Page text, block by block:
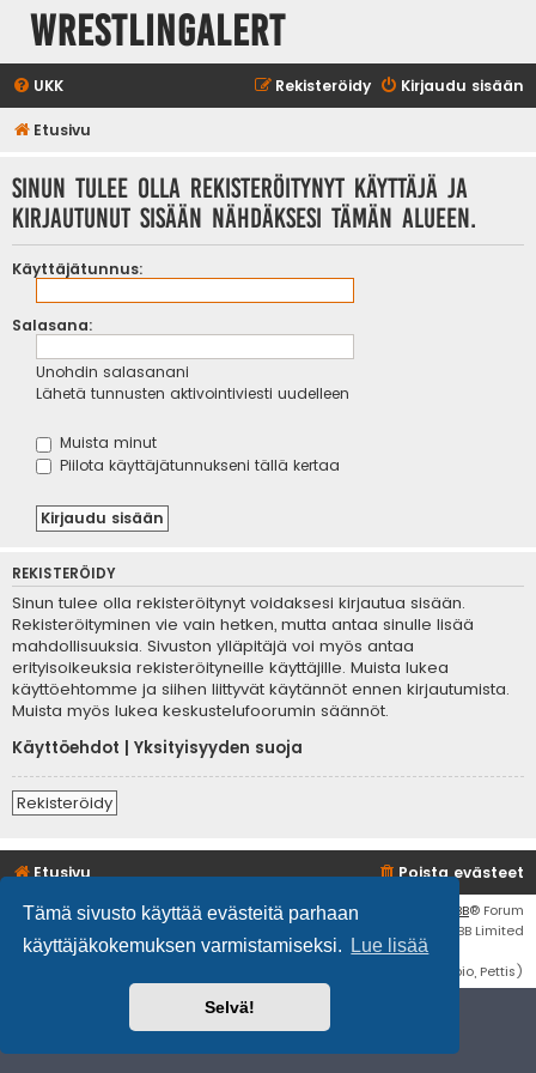
Tämä sivusto käyttää evästeitä parhaan
käyttäjäkokemuksen varmistamiseksi.
Lue lisää
Selvä!
WrestlingAlert
UKK Kirjaudu sisään
Rekisteröidy
Etusivu
Sinun tulee olla rekisteröitynyt käyttäjä ja
kirjautunut sisään nähdäksesi tämän alueen.
Käyttäjätunnus:
Salasana:
Unohdin salasanani
Lähetä tunnusten aktivointiviesti uudelleen
Muista minut
Piilota käyttäjätunnukseni tällä kertaa
REKISTERÖIDY
Sinun tulee olla rekisteröitynyt voidaksesi kirjautua sisään.
Rekisteröityminen vie vain hetken, mutta antaa sinulle lisää
mahdollisuuksia. Sivuston ylläpitäjä voi myös antaa
erityisoikeuksia rekisteröityneille käyttäjille. Muista lukea
käyttöehtomme ja siihen liittyvät käytännöt ennen kirjautumista.
Muista myös lukea keskustelufoorumin säännöt.
Käyttöehdot
Yksityisyyden suoja
Rekisteröidy
Etusivu Poista evästeet
Flat Style byIan Bradley• Keskustelufoorumin ohjelmisto phpBB® Forum
Software © phpBB Limited
Käännös: phpBB Suomi (lurttinen, harritapio, Pettis)